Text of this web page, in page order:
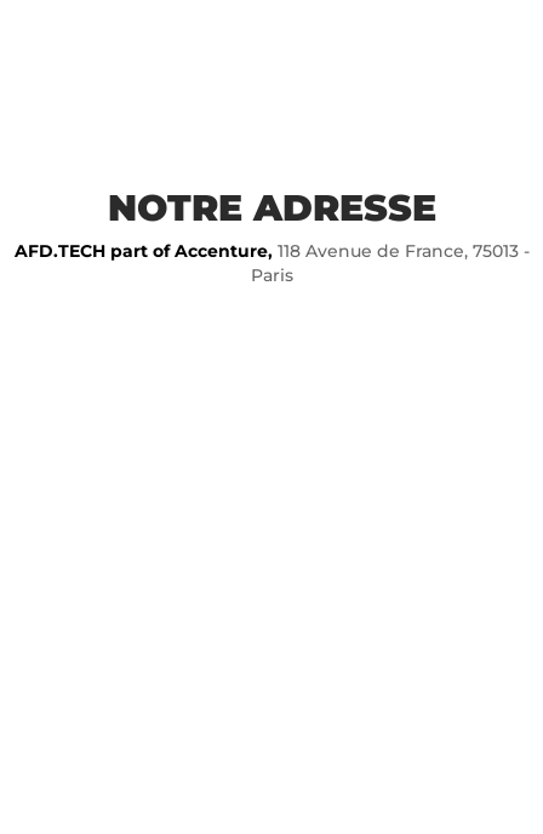
NOTRE ADRESSE
AFD.TECH part of Accenture,118 Avenue de France, 75013 -
Paris